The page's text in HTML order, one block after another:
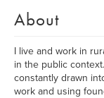
About
I live and work in
in the public
constantly drawn
work and using